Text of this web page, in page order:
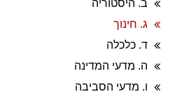
ב. היסטוריה
ג. חינוך
ד. כלכלה
ה. מדעי המדינה
ו. מדעי הסביבה